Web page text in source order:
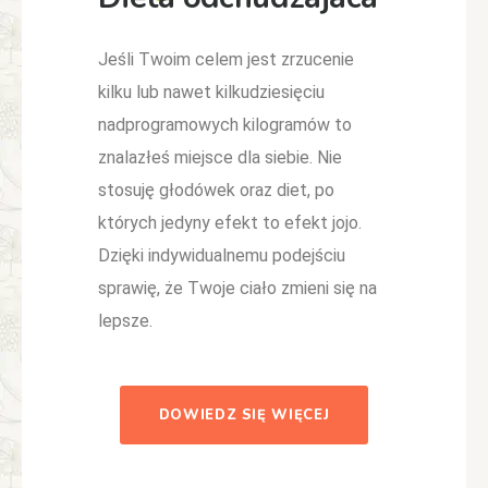
Jeśli Twoim celem jest zrzucenie
kilku lub nawet kilkudziesięciu
nadprogramowych kilogramów to
znalazłeś miejsce dla siebie. Nie
stosuję głodówek oraz diet, po
których jedyny efekt to efekt jojo.
Dzięki indywidualnemu podejściu
sprawię, że Twoje ciało zmieni się na
lepsze.
DOWIEDZ SIĘ WIĘCEJ